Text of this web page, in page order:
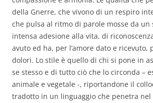
della Gnerre, che vivono di un respiro
che pulsa al ritmo di parole mosse da un
intensa adesione alla vita, di
avuto ed ha, per l’amore dato e ricevuto,
dolori. Lo stile è quello di chi si pone in
se stesso e di tutto ciò che lo circonda –
animale e vegetale -, riportandone il
tradotto in un linguaggio che penetra nel